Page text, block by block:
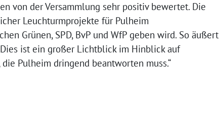
von der Versammlung sehr positiv bewertet. Die
Leuchturmprojekte für Pulheim
Grünen, SPD, BvP und WfP geben wird. So äußert
ist ein großer Lichtblick im Hinblick auf
Pulheim dringend beantworten muss.“